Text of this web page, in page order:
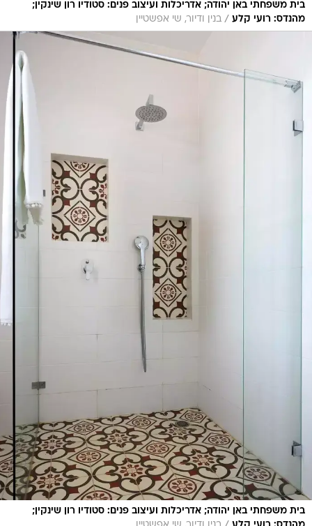
בית משפחתי באן יהודה; אדריכלות ועיצוב פנים: סטודיו רון שינקין;
מהנדס: רועי קלע / בנין ודיור, שי אפשטיין
בית משפחתי באן יהודה; אדריכלות ועיצוב פנים: סטודיו רון שינקין;